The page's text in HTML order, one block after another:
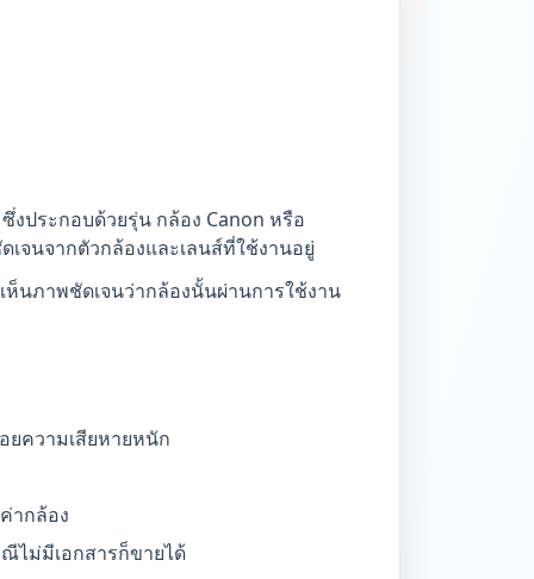
งประกอบด้วยรุ่น กล้อง Canon หรือ
เจนจากตัวกล้องและเลนส์ที่ใช้งานอยู่
ห็นภาพชัดเจนว่ากล้องนั้นผ่านการใช้งาน
ยความเสียหายหนัก
ากล้อง
ไม่มีเอกสารก็ขายได้